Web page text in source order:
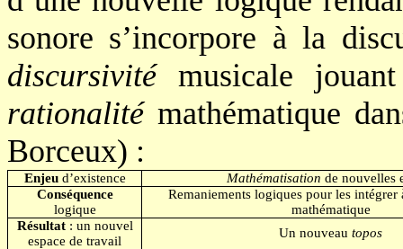
sonore s’incorpore à la
discursivitémusicale
rationalitémathématique
Borceux) :
Enjeud’existence Mathématisation de nouvelles
Conséquence
logique
Remaniements logiques pour les intégrer
mathématique
Résultat : un nouvel
espace de travail
Un nouveau topos